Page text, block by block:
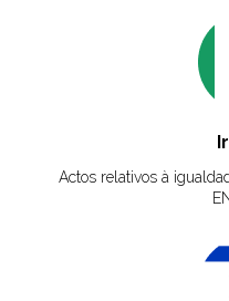
Actos relativos à